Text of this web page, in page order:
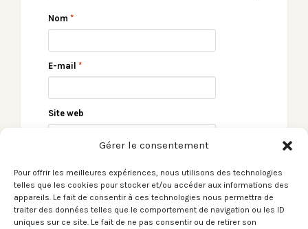
Gérer le consentement
Pour offrir les meilleures expériences, nous utilisons des technologies
telles que les cookies pour stocker et/ou accéder aux informations des
appareils. Le fait de consentir à ces technologies nous permettra de
traiter des données telles que le comportement de navigation ou les ID
uniques sur ce site. Le fait de ne pas consentir ou de retirer son
Nom *
E-mail *
Site web